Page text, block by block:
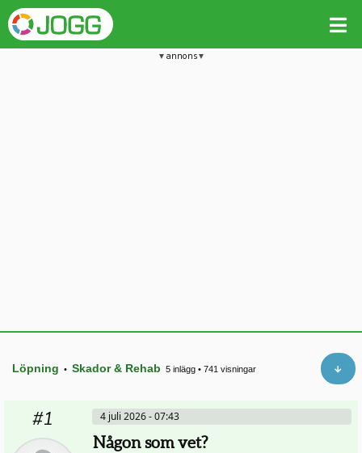
annons
Löpning • Skador & Rehab 5 inlägg • 741 visningar
#1 4 juli 2026 - 07:43
Någon som vet?